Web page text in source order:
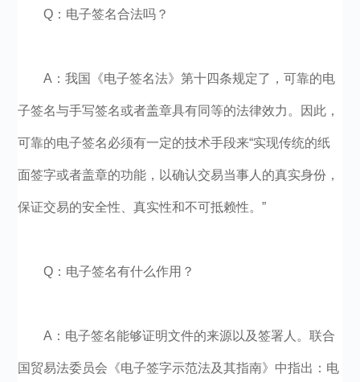
Q：电子签名合法吗？
A：我国《电子签名法》第十四条规定了，可靠的电
子签名与手写签名或者盖章具有同等的法律效力。因此，
可靠的电子签名必须有一定的技术手段来“实现传统的纸
面签字或者盖章的功能，以确认交易当事人的真实身份，
保证交易的安全性、真实性和不可抵赖性。”
Q：电子签名有什么作用？
A：电子签名能够证明文件的来源以及签署人。联合
国贸易法委员会《电子签字示范法及其指南》中指出：电